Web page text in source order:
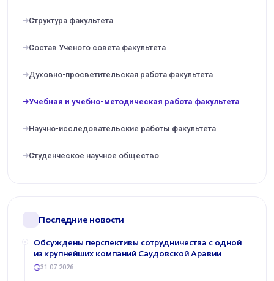
Структура факультета
Состав Ученого совета факультета
Духовно-просветительская работа факультета
Учебная и учебно-методическая работа факультета
Научно-исследовательские работы факультета
Cтуденческое научное общество
Последние новости
Обсуждены перспективы сотрудничества с одной
из крупнейших компаний Саудовской Аравии
31.07.2026